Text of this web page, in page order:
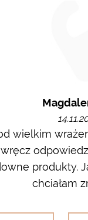
wielkim
produkty.
chciałam